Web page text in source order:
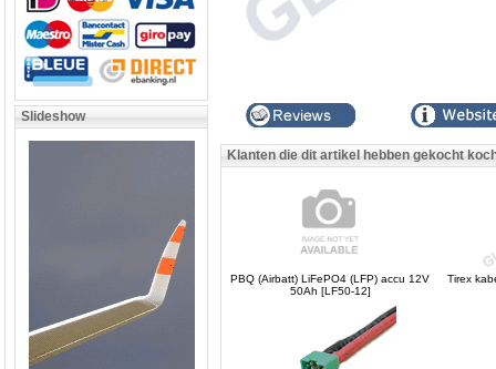
Slideshow
Klanten die dit artikel hebben gekocht
PBQ (Airbatt) LiFePO4 (LFP) accu 12V
50Ah [LF50-12]
Tirex